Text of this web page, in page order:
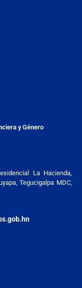
y Género
La Hacienda,
Tegucigalpa MDC,